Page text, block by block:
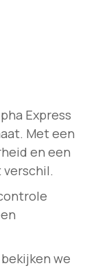
Express
Met een
en een
verschil.
we